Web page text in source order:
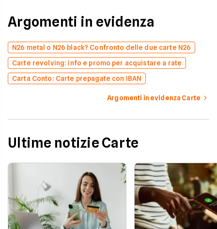
Argomenti in evidenza
N26 metal o N26 black? Confronto delle due carte N26
Carte revolving: info e promo per acquistare a rate
Carta Conto: Carte prepagate con IBAN
Argomenti in evidenza Carte
Ultime notizie Carte